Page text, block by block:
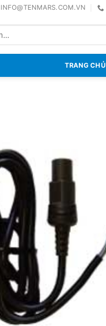
INFO@TENMARS.COM.VN
TRANG CHỦ